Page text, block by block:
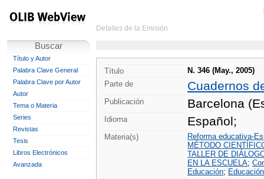
Buscar
Título y Autor
Palabra Clave General
Palabra Clave por Autor
Autor
Tema o Materia
Series
Revistas
Tesis
Libros Electrónicos
Avanzada
Detalles de la Emisión
Título
N. 346 (May., 2005)
Parte de
Cuadernos
Publicación Barcelona
Idioma Español;
Materia(s)
Reforma educativa-
MÉTODO
TALLER DE
EN LA ESCUELA;
Educación;